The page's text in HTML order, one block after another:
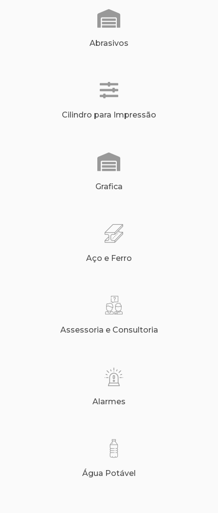
Abrasivos
Cilindro para Impressão
Grafica
Aço e Ferro
Assessoria e Consultoria
Alarmes
Água Potável